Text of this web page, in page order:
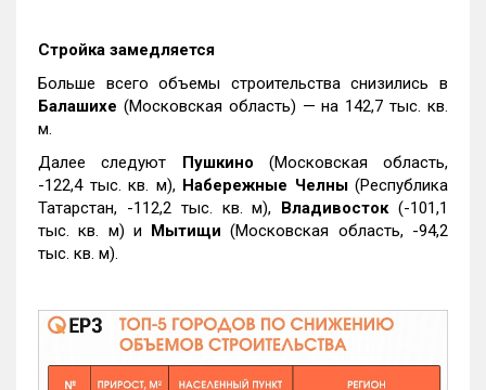
Стройка замедляется
Больше всего объемы строительства снизились в
Балашихе (Московская область) — на 142,7 тыс. кв.
м.
Далее следуют Пушкино (Московская область,
-122,4 тыс. кв. м), Набережные Челны(Республика
Татарстан, -112,2 тыс. кв. м), Владивосток(-101,1
тыс. кв. м) и Мытищи (Московская область, -94,2
тыс. кв. м).